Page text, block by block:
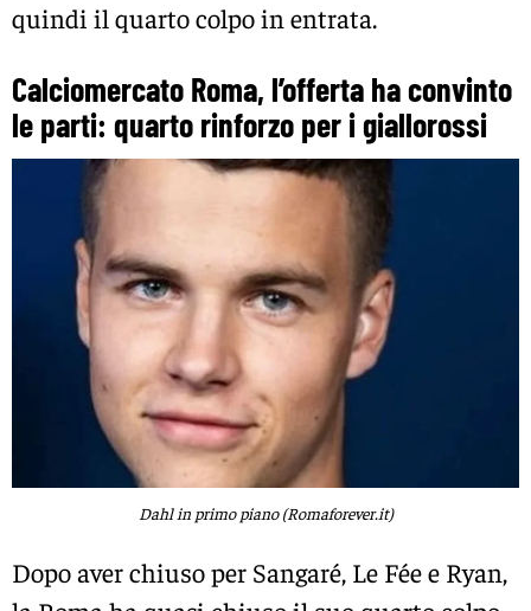
quindi il quarto colpo in entrata.
Calciomercato Roma, l’offerta ha convinto
le parti: quarto rinforzo per i giallorossi
Dahl in primo piano (Romaforever.it)
Dopo aver chiuso per Sangaré, Le Fée e Ryan,